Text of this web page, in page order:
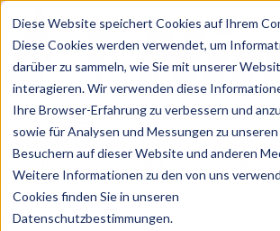
Diese Website speichert Cookies auf Ihrem
Diese Cookies werden verwendet, um
darüber zu sammeln, wie Sie mit unserer
interagieren. Wir verwenden diese
Ihre Browser-Erfahrung zu verbessern und
sowie für Analysen und Messungen zu unseren
Besuchern auf dieser Website und anderen
Weitere Informationen zu den von uns
Cookies finden Sie in unseren
Datenschutzbestimmungen.
Features
Solutions
BlogChartsRabatt CodesPakete